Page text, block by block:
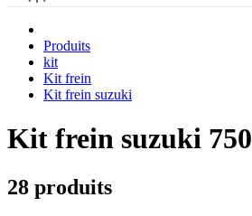
Produits
kit
Kit frein
Kit frein suzuki
Kit frein suzuki 750
28 produits